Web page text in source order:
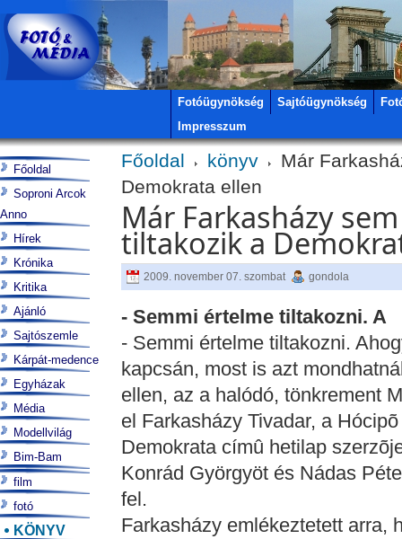
Fotóügynökség Sajtóügynökség
Impresszum
Főoldal könyv
Már
Demokrata ellen
Már Farkasházy
tiltakozik a
2009. november 07. szombat gondola
- Semmi értelme tiltakozni. A
- Semmi értelme tiltakozni.
kapcsán, most is azt
ellen, az a halódó, tönkrement
el Farkasházy Tivadar, a
Demokrata címû hetilap
Konrád Györgyöt és Nádas
fel.
Farkasházy emlékeztetett arra,
Főoldal
Soproni Arcok
Anno
Hírek
Krónika
Kritika
Ajánló
Sajtószemle
Kárpát-medence
Egyházak
Média
Modellvilág
Bim-Bam
film
fotó
KÖNYV